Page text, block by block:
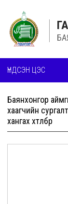
ҮНДСЭН ЦЭС
Баянхонгор
хаагчийн
хангах хөтөлбөр